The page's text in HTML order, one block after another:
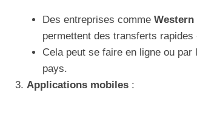
Des entreprises comme Western
permettent des transferts
Cela peut se faire en ligne ou
pays.
Applications mobiles :